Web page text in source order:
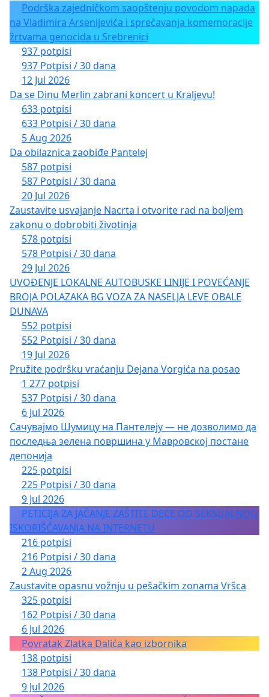
Podrška zajedničkom saopštenju povodom napada
na Vladimira Arsenijevića i sprečavanja komemoracije
žrtvama genocida u Srebrenici
937 potpisi
937 Potpisi / 30 dana
12 Jul 2026
Da se Dinu Merlin zabrani koncert u Kraljevu!
633 potpisi
633 Potpisi / 30 dana
5 Aug 2026
Da obilaznica zaobiđe Pantelej
587 potpisi
587 Potpisi / 30 dana
20 Jul 2026
Zaustavite usvajanje Nacrta i otvorite rad na boljem
zakonu o dobrobiti životinja
578 potpisi
578 Potpisi / 30 dana
29 Jul 2026
UVOĐENJE LOKALNE AUTOBUSKE LINIJE I POVEĆANJE
BROJA POLAZAKA BG VOZA ZA NASELJA LEVE OBALE
DUNAVA
552 potpisi
552 Potpisi / 30 dana
19 Jul 2026
Pružite podršku vraćanju Dejana Vorgića na posao
1 277 potpisi
537 Potpisi / 30 dana
6 Jul 2026
Сачувајмо Шумицу на Пантелеју — не дозволимо да
последња зелена површина у Мавровској постане
депонија
225 potpisi
225 Potpisi / 30 dana
9 Jul 2026
PETICIJA ZA JAČANJE ZAŠTITE DECE OD SEKSUALNOG
ISKORIŠĆAVANJA NA INTERNETU
216 potpisi
216 Potpisi / 30 dana
2 Aug 2026
Zaustavite opasnu vožnju u pešačkim zonama Vršca
325 potpisi
162 Potpisi / 30 dana
6 Jul 2026
Povratak Zlatka Dalića kao izbornika
138 potpisi
138 Potpisi / 30 dana
9 Jul 2026